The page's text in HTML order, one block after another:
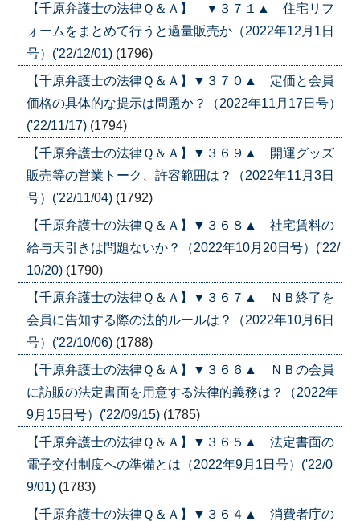
【千原弁護士の法律Ｑ＆Ａ】 ▼３７１▲ 住宅リフ
ォームをまとめて行うと過量販売か（2022年12月1日
号）('22/12/01) (1796)
【千原弁護士の法律Ｑ＆Ａ】▼３７０▲ 定価と会員
価格の具体的な提示は問題か？（2022年11月17日号）
('22/11/17) (1794)
【千原弁護士の法律Ｑ＆Ａ】▼３６９▲ 開運グッズ
販売等の営業トーク、許容範囲は？（2022年11月3日
号）('22/11/04) (1792)
【千原弁護士の法律Ｑ＆Ａ】▼３６８▲ 社宅賃料の
給与天引きは問題ないか？（2022年10月20日号）('22/
10/20) (1790)
【千原弁護士の法律Ｑ＆Ａ】▼３６７▲ ＮＢ終了を
会員に告知する際の法的ルールは？（2022年10月6日
号）('22/10/06) (1788)
【千原弁護士の法律Ｑ＆Ａ】▼３６６▲ ＮＢの会員
に訪販の法定書面を用意する法律的義務は？（2022年
9月15日号）('22/09/15) (1785)
【千原弁護士の法律Ｑ＆Ａ】▼３６５▲ 法定書面の
電子交付制度への準備とは（2022年9月1日号）('22/0
9/01) (1783)
【千原弁護士の法律Ｑ＆Ａ】▼３６４▲ 消費者庁の